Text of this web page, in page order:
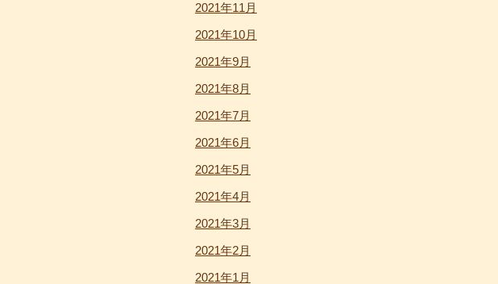
2021年11月
2021年10月
2021年9月
2021年8月
2021年7月
2021年6月
2021年5月
2021年4月
2021年3月
2021年2月
2021年1月